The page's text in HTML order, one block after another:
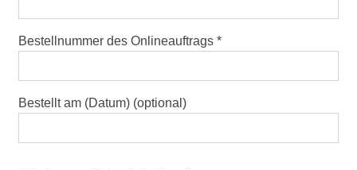
Bestellnummer des Onlineauftrags
Bestellt am (Datum) (optional)